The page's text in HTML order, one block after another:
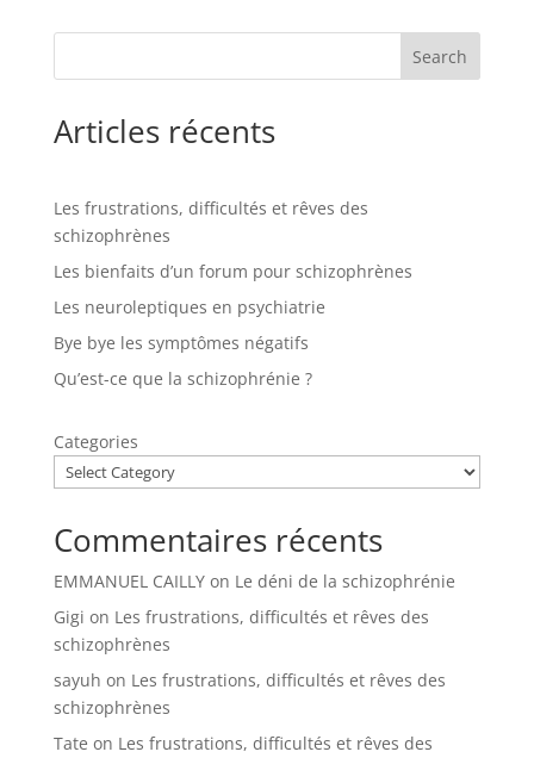
Search
Articles récents
Les frustrations, difficultés et rêves des
schizophrènes
Les bienfaits d’un forum pour schizophrènes
Les neuroleptiques en psychiatrie
Bye bye les symptômes négatifs
Qu’est-ce que la schizophrénie ?
Categories
Commentaires récents
EMMANUEL CAILLYon Le déni de la schizophrénie
Gigi on Les frustrations, difficultés et rêves des
schizophrènes
sayuh on Les frustrations, difficultés et rêves des
schizophrènes
Tate on Les frustrations, difficultés et rêves des